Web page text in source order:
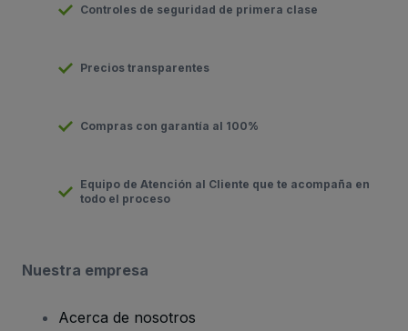
Controles de seguridad de primera clase
Precios transparentes
Compras con garantía al 100%
Equipo de Atención al Cliente que te acompaña en
todo el proceso
Nuestra empresa
Acerca de nosotros